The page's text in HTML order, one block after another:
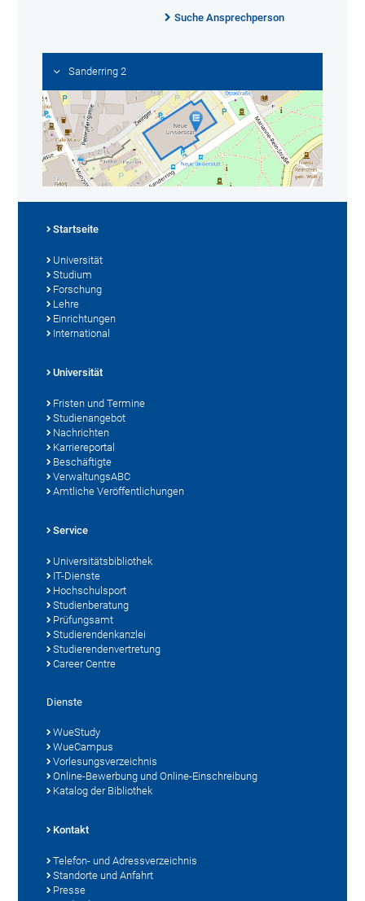
Suche Ansprechperson
Sanderring 2
Startseite
Universität
Studium
Forschung
Lehre
Einrichtungen
International
Universität
Fristen und Termine
Studienangebot
Nachrichten
Karriereportal
Beschäftigte
VerwaltungsABC
Amtliche Veröffentlichungen
Service
Universitätsbibliothek
IT-Dienste
Hochschulsport
Studienberatung
Prüfungsamt
Studierendenkanzlei
Studierendenvertretung
Career Centre
Dienste
WueStudy
WueCampus
Vorlesungsverzeichnis
Online-Bewerbung und Online-Einschreibung
Katalog der Bibliothek
Kontakt
Telefon- und Adressverzeichnis
Standorte und Anfahrt
Presse